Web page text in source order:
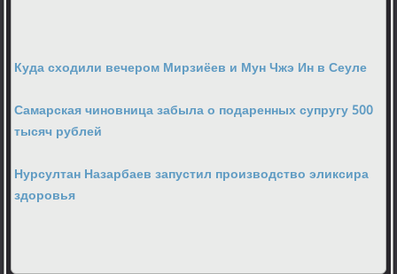
Куда сходили вечером Мирзиёев и Мун Чжэ Ин в Сеуле
Самарская чиновница забыла о подаренных супругу 500
тысяч рублей
Нурсултан Назарбаев запустил производство эликсира
здоровья